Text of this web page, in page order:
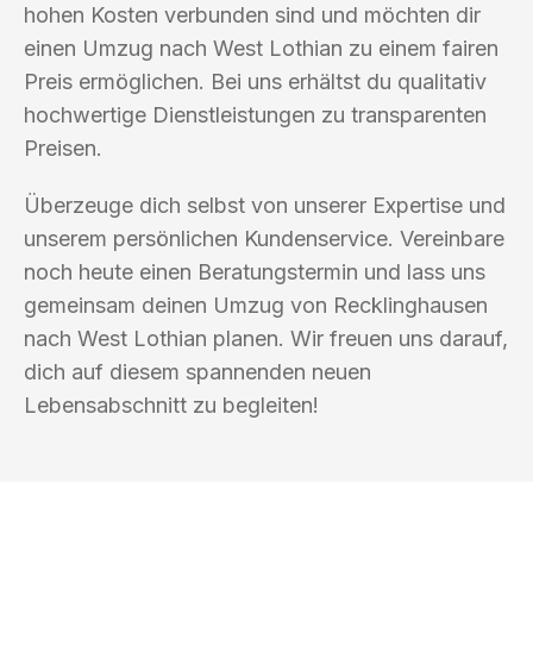
hohen Kosten verbunden sind und möchten dir
einen Umzug nach West Lothian zu einem fairen
Preis ermöglichen. Bei uns erhältst du qualitativ
hochwertige Dienstleistungen zu transparenten
Preisen.
Überzeuge dich selbst von unserer Expertise und
unserem persönlichen Kundenservice. Vereinbare
noch heute einen Beratungstermin und lass uns
gemeinsam deinen Umzug von Recklinghausen
nach West Lothian planen. Wir freuen uns darauf,
dich auf diesem spannenden neuen
Lebensabschnitt zu begleiten!